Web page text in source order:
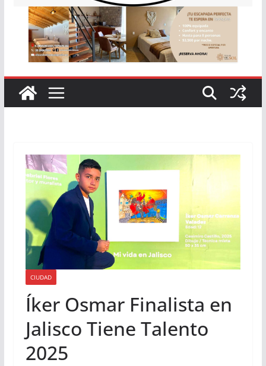
CIUDAD
Íker Osmar Finalista en
Jalisco Tiene Talento
2025